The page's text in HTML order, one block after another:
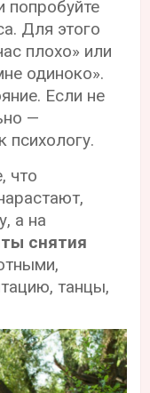
попробуйте
Для этого
плохо» или
одиноко».
Если не
—
психологу.
что
а на
снятия
танцы,